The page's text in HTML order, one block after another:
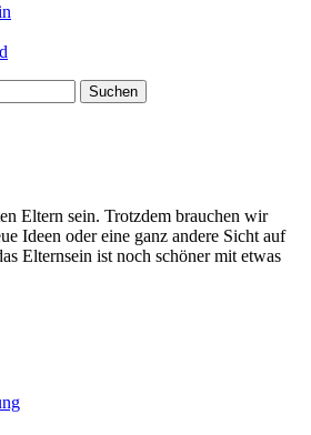
Eltern sein. Trotzdem brauchen wir
Ideen oder eine ganz andere Sicht auf
Elternsein ist noch schöner mit etwas